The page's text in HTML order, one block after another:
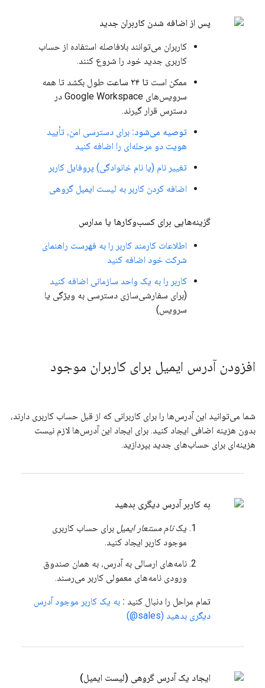
پس از اضافه شدن کاربران جدید
کاربران می‌توانند بلافاصله استفاده از حساب
کاربری جدید خود را شروع کنند.
ممکن است تا ۲۴ ساعت
طول بکشد تا همه
سرویس‌های Google Workspace در
دسترس قرار گیرند.
توصیه می‌شود: برای دسترسی امن، تأیید
هویت دو مرحله‌ای را اضافه کنید
تغییر نام (یا نام خانوادگی) پروفایل کاربر
اضافه کردن کاربر به لیست ایمیل گروهی
گزینه‌هایی برای کسب‌وکارها یا مدارس
اطلاعات کارمند کاربر را به فهرست راهنمای
شرکت خود اضافه کنید
کاربر را به یک واحد سازمانی اضافه کنید
(برای سفارشی‌سازی دسترسی به ویژگی یا
سرویس)
افزودن آدرس ایمیل برای کاربران موجود
شما می‌توانید این آدرس‌ها را برای کاربرانی که از قبل حساب کاربری دارند،
بدون هزینه اضافی ایجاد کنید. برای ایجاد این آدرس‌ها لازم نیست
هزینه‌ای برای حساب‌های جدید بپردازید.
به کاربر آدرس دیگری بدهید
یکنام مستعار ایمیل برای حساب کاربری
موجود کاربر ایجاد کنید.
نامه‌های ارسالی به آدرس، به همان صندوق
ورودی نامه‌های معمولی کاربر می‌رسند.
تمام مراحل را دنبال کنید : به یک کاربر موجود آدرس
دیگری بدهید (sales@)
ایجاد یک آدرس گروهی (لیست ایمیل)